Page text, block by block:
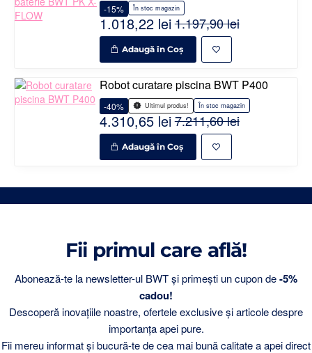
În stoc magazin
-15%
1.018,22 lei1.197,90 lei
Adaugă în Coş
Robot curatare piscina BWT P400
Ultimul produs! În stoc magazin
-40%
4.310,65 lei7.211,60 lei
Adaugă în Coş
Fii primul care află!
Abonează-te la newsletter-ul BWT și primești un cupon de-5%
cadou!
Descoperă inovațiile noastre, ofertele exclusive și articole despre
importanța apei pure.
Fii mereu informat și bucură-te de cea mai bună calitate a apei direct